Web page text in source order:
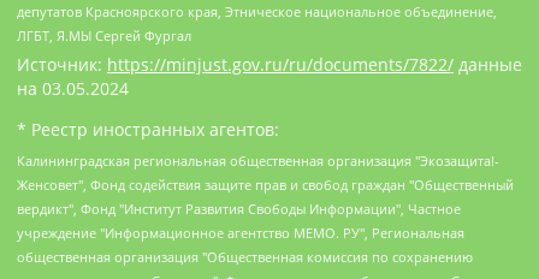
депутатов Красноярского края, Этническое национальное объединение,
ЛГБТ, Я.МЫ Сергей Фургал
Источник: https://minjust.gov.ru/ru/documents/7822/ данные
на 03.05.2024
* Реестр иностранных агентов:
Калининградская региональная общественная организация "Экозащита!-Женсовет", Фонд содействия защите прав и свобод граждан "Общественный вердикт", Фонд "Институт Развития Свободы Информации", Частное учреждение "Информационное агентство МЕМО. РУ", Региональная общественная организация "Общественная комиссия по сохранению наследия академика Сахарова", Фонд поддержки свободы прессы, Санкт-Петербургская общественная правозащитная организация "Гражданский контроль", Межрегиональная общественная организация "Информационно-просветительский центр "Мемориал", Региональный Фонд "Центр Защиты Прав Средств Массовой Информации", с 05.12.2023 Фонд "Центр Защиты Прав Средств массовой информации", Региональная общественная благотворительная организация помощи беженцам и мигрантам "Гражданское содействие", Негосударственное образовательное учреждение дополнительного профессионального образования (повышение квалификации) специалистов "АКАДЕМИЯ ПО ПРАВАМ ЧЕЛОВЕКА", Свердловская региональная общественная организация "Сутяжник", Автономная некоммерческая организация "Центр независимых социологических исследований", Союз общественных объединений "Российский исследовательский центр по правам человека", Региональное общественное учреждение научно-информационный центр "МЕМОРИАЛ", Некоммерческая организация "Фонд защиты гласности", Автономная некоммерческая организация "Институт прав человека", Городская общественная организация "Екатеринбургское общество "МЕМОРИАЛ", Городская общественная организация "Рязанское историко-просветительское и правозащитное общество "Мемориал" (Рязанский Мемориал), Челябинский региональный орган общественной самодеятельности – женское общественное объединение "Женщины Евразии", Челябинский региональный орган общественной самодеятельности "Уральская правозащитная группа", Фонд содействия защите здоровья и социальной справедливости имени Андрея Рылькова, Автономная Некоммерческая Организация "Аналитический Центр Юрия Левады", Автономная некоммерческая организация социальной поддержки населения "Проект Апрель", Региональная общественная организация помощи женщинам и детям, находящимся в кризисной ситуации "Информационно-методический центр "Анна", Фонд содействия развитию массовых коммуникаций и правовому просвещению "Так-так-Так", Фонд содействия устойчивому развитию "Серебряная тайга", Свердловский региональный общественный фонд социальных проектов "Новое время", "Idel.Реалии", Кавказ.Реалии, Крым.Реалии, Телеканал Настоящее Время, Татаро-башкирская служба Радио Свобода (Azatliq Radiosi), Радио Свободная Европа/Радио Свобода (PCE/PC), "Сибирь.Реалии", "Фактограф", Благотворительный фонд помощи осужденным и их семьям, Автономная некоммерческая организация "Институт глобализации и социальных движений", Фонд "В защиту прав заключенных", Частное учреждение "Центр поддержки и содействия развитию средств массовой информации", Пензенский региональный общественный благотворительный фонд "Гражданский союз", "Север.Реалии", Некоммерческая организация Фонд "Правовая инициатива", Общество с ограниченной ответственностью "Радио Свободная Европа/Радио Свобода", Чешское информационное агентство "MEDIUM-ORIENT", Красноярская региональная общественная организация "Мы против СПИДа", Камалягин Денис Николаевич, Маркелов Сергей Евгеньевич, Пономарев Лев Александрович, Савицкая Людмила Алексеевна, Автономная некоммерческая организация "Центр по работе с проблемой насилия "НАСИЛИЮ.НЕТ", Межрегиональный профессиональный союз работников здравоохранения "Альянс врачей", Юридическое лицо, зарегистрированное в Латвийской Республике, SIA "Medusa Project" (регистрационный номер 40103797863, дата регистрации 10.06.2014), Некоммерческая организация "Фонд по борьбе с коррупцией", Автономная некоммерческая организация "Институт права и публичной политики", Баданин Роман Сергеевич, Гликин Максим Александрович, Железнова Мария Михайловна, Лукьянова Юлия Сергеевна, Маетная Елизавета Витальевна, Маняхин Петр Борисович, Чуракова Ольга Владимировна, Ярош Юлия Петровна, Юридическое лицо "The Insider SIA", зарегистрированное в Риге, Латвийская Республика (дата регистрации 26.06.2015), являющееся администратором доменного имени интернет-издания "The Insider SIA", https://theins.ru, Постернак Алексей Евгеньевич, Рубин Михаил Аркадьевич, Анин Роман Александрович, Юридическое лицо Istories fonds, зарегистрированное в Латвийской Республике (регистрационный номер 50008295751, дата регистрации 24.02.2020), Великовский Дмитрий Александрович, Долинина Ирина Николаевна, Мароховская Алеся Алексеевна, Шлейнов Роман Юрьевич, Шмагун Олеся Валентиновна, Общество с ограниченной ответственностью "Альтаир 2021", Общество с ограниченной ответственностью "Вега 2021", Общество с ограниченной ответственностью "Главный редактор 2021", Общество с ограниченной ответственностью "Ромашки монолит", Важенков Артем Валерьевич, Ивановская областная общественная организация "Центр гендерных исследований", Гурман Юрий Альбертович, Медиапроект "ОВД-Инфо", Егоров Владимир Владимирович, Жилинский Владимир Александрович, Общество с ограниченной ответственностью "ЗП", Иванова София Юрьевна, Карезина Инна Павловна, Кильтау Екатерина Викторовна, Петров Алексей Викторович, Пискунов Сергей Евгеньевич, Смирнов Сергей Сергеевич, Тихонов Михаил Сергеевич, Общество с ограниченной ответственностью "ЖУРНАЛИСТ-ИНОСТРАННЫЙ АГЕНТ", Арапова Галина Юрьевна, Вольтская Татьяна Анатольевна, Американская компания "Mason G.E.S. Anonymous Foundation" (США), являющаяся владельцем интернет-издания https://mnews.world/, Компания "Stichting Bellingcat", зарегистрированная в Нидерландах (дата регистрации 11.07.2018), Захаров Андрей Вячеславович, Клепиковская Екатерина Дмитриевна, Общество с ограниченной ответственностью "МЕМО", Перл Роман Александрович, Симонов Евгений Алексеевич, Соловьева Елена Анатольевна, Сотников Даниил Владимирович, Сурначева Елизавета Дмитриевна, Автономная некоммерческая организация по защите прав человека и информированию населения "Якутия – Наше Мнение", Общество с ограниченной ответственностью "Москоу диджитал медиа", с 26.01.2023 Общество с ограниченной ответственностью "Чайка Белые сады", Ветошкина Валерия Валерьевна, Заговора Максим Александрович, Межрегиональное общественное движение "Российская ЛГБТ - сеть", Оленичев Максим Владимирович, Павлов Иван Юрьевич, Скворцова Елена Сергеевна, Общество с ограниченной ответственностью "Как бы инагент", Кочетков Игорь Викторович, Общество с ограниченной ответственностью "Честные выборы", Еланчик Олег Александрович, Общество с ограниченной ответственностью "Нобелевский призыв", Гималова Регина Эмилевна, Григорьев Андрей Валерьевич, Григорьева Алина Александровна, Ассоциация по содействию защите прав призывников, альтернативнослужащих и военнослужащих "Правозащитная группа "Гражданин.Армия.Право", Хисамова Регина Фаритовна, Автономная некоммерческая организация по реализации социально-правовых программ "Лилит", Дальневосточное общественное движение "Маяк", Санкт-Петербургская ЛГБТ-инициативная группа "Выход", Инициативная группа ЛГБТ+ "Реверс", Алексеев Андрей Викторович, Бекбулатова Таисия Львовна, Беляев Иван Михайлович, Владыкина Елена Сергеевна, Гельман Марат Александрович, Никульшина Вероника Юрьевна, Толоконникова Надежда Андреевна, Шендерович Виктор Анатольевич, Общество с ограниченной ответственностью "Данное сообщение", Общество с ограниченной ответственностью Издательский дом "Новая глава", Айнбиндер Александра Александровна, Московский комьюнити-центр для ЛГБТ+инициатив, Благотворительный фонд развития филантропии, Deutsche Welle (Германия, Kurt-Schumacher-Strasse 3, 53113 Bonn), Борзунова Мария Михайловна, Воробьев Виктор Викторович, Голубева Анна Львовна, Константинова Алла Михайловна, Малкова Ирина Владимировна, Мурадов Мурад Абдулгалимович, Осетинская Елизавета Николаевна, Понасенков Евгений Николаевич, Ганапольский Матвей Юрьевич, Киселев Евгений Алексеевич, Борухович Ирина Григорьевна, Дремин Иван Тимофеевич, Дубровский Дмитрий Викторович, Красноярская региональная общественная организация поддержки и развития альтернативных образовательных технологий и межкультурных коммуникаций "ИНТЕРРА", Маяковская Екатерина Алексеевна, Фейгин Марк Захарович, Филимонов Андрей Викторович, Дзугкоева Регина Николаевна, Доброхотов Роман Александрович, Дудь Юрий Александрович, Елкин Сергей Владимирович, Кругликов Кирилл Игоревич, Сабунаева Мария Леонидовна, Семенов Алексей Владимирович, Шаинян Карен Багратович, Шульман Екатерина Михайловна, Асафьев Артур Валерьевич, Вахштайн Виктор Семенович, Венедиктов Алексей Алексеевич, Лушникова Екатерина Евгеньевна, Волков Леонид Михайлович, Невзоров Александр Глебович, Пархоменко Сергей Борисович, Сироткин Ярослав Николаевич, Кара-Мурза Владимир Владимирович, Баранова Наталья Владимировна, Гозман Леонид Яковлевич, Кагарлицкий Борис Юльевич, Климарев Михаил Валерьевич, Милов Владимир Станиславович, Автономная некоммерческая организация Краснодарский центр современного искусства "Типография", Моргенштерн Алишер Тагирович, Соболь Любовь Эдуардовна, Общество с ограниченной ответственностью "ЛИЗА НОРМ", Каспаров Гарри Кимович, Ходорковский Михаил Борисович, Общество с ограниченной ответственностью "Апрельские тезисы", Данилович Ирина Брониславовна, Кашин Олег Владимирович, Петров Николай Владимирович, Пивоваров Алексей Владимирович, Соколов Михаил Владимирович, Цветкова Юлия Владимировна, Чичваркин Евгений Александрович, Комитет против пыток/Команда против пыток, Общество с ограниченной ответственностью "Первый научный", Общество с ограниченной ответственностью "Вертолет и ко", Белоцерковская Вероника Борисовна, Кац Максим Евгеньевич, Лазарева Татьяна Юрьевна, Шаведдинов Руслан Табризович, Яшин Илья Валерьевич, Общество с ограниченной ответственностью "Иноагент ААВ", Алешковский Дмитрий Петрович, Альбац Евгения Марковна, Быков Дмитрий Львович, Галямина Юлия Евгеньевна, Лойко Сергей Леонидович, Мартынов Кирилл Константинович, Медведев Сергей Александрович, Крашенинников Федор Геннадиевич, Гордеева Катерина Вл